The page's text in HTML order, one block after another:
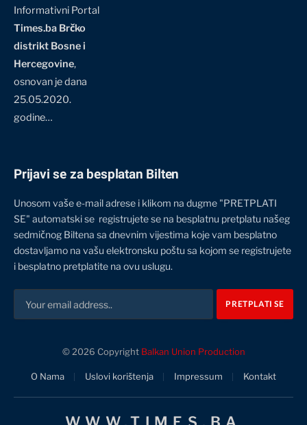
Informativni Portal
Times.ba Brčko
distrikt Bosne i
Hercegovine,
osnovan je dana
25.05.2020.
godine…
Prijavi se za besplatan Bilten
Unosom vaše e-mail adrese i klikom na dugme "PRETPLATI
SE" automatski se registrujete se na besplatnu pretplatu našeg
sedmičnog Biltena sa dnevnim vijestima koje vam besplatno
dostavljamo na vašu elektronsku poštu sa kojom se registrujete
i besplatno pretplatite na ovu uslugu.
© 2026 Copyright Balkan Union Production
O Nama Uslovi korištenja Impressum Kontakt